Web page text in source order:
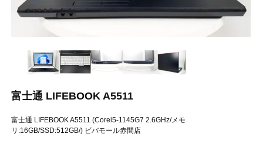
富士通 LIFEBOOK A5511
富士通 LIFEBOOK A5511 (Corei5-1145G7 2.6GHz/メモ
リ:16GB/SSD:512GB/) ビバモール赤間店